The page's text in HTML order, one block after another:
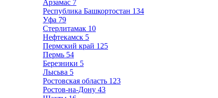
Арзамас 7
Республика Башкортостан 134
Уфа 79
Стерлитамак 10
Нефтекамск 5
Пермский край 125
Пермь 54
Березники 5
Лысьва 5
Ростовская область 123
Ростов-на-Дону 43